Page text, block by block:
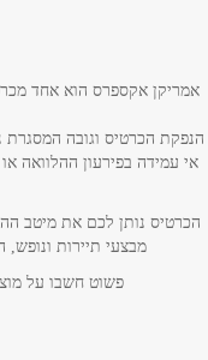
טלפון*
אימייל
נושא*
אמריקן אקספרס הוא אחד
הנפקת הכרטיס וגובה המסגרת
אי עמידה בפירעון ההלוואה
הכרטיס נותן לכם את מיטב
מבצעי תיירות
פשוט חשבו על